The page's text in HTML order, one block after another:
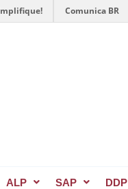
Comunica BR
ALP SAP DDP